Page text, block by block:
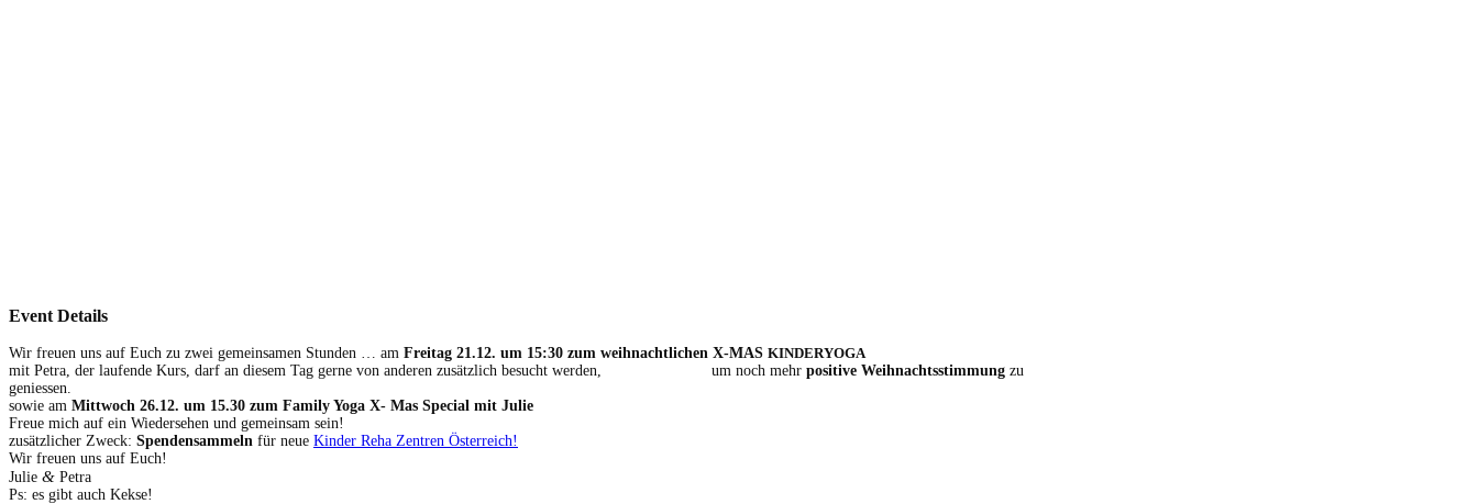
Event Details
Wir freuen uns auf Euch zu zwei gemeinsamen Stunden … am Freitag 21.12. um 15:30 zum weihnachtlichen X-MAS KINDERYOGA
mit Petra, der laufende Kurs, darf an diesem Tag gerne von anderen zusätzlich besucht werden, um noch mehr positive Weihnachtsstimmung zu
geniessen.
sowie am Mittwoch 26.12. um 15.30 zum Family Yoga X- Mas Special mit Julie
Freue mich auf ein Wiedersehen und gemeinsam sein!
zusätzlicher Zweck: Spendensammeln für neue Kinder Reha Zentren Österreich!
Wir freuen uns auf Euch!
Julie & Petra
Ps: es gibt auch Kekse!